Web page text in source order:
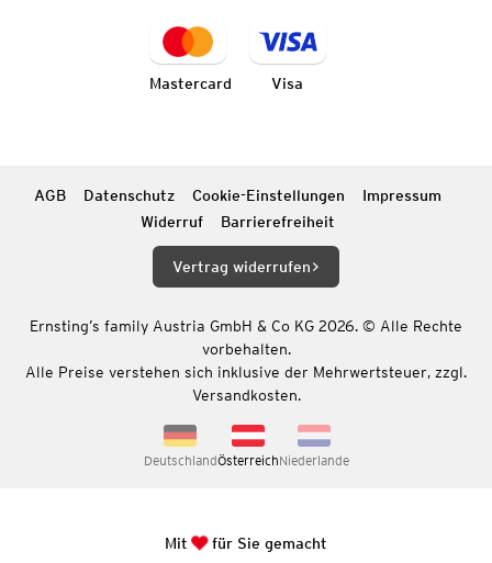
Mastercard Visa
AGB Datenschutz Cookie-Einstellungen
Impressum
Widerruf
Barrierefreiheit
Vertrag widerrufen
Ernsting’s family Austria GmbH & Co KG 2026. © Alle Rechte
vorbehalten.
Alle Preise verstehen sich inklusive der Mehrwertsteuer, zzgl.
Versandkosten.
DeutschlandÖsterreichNiederlande
Mit für Sie gemacht